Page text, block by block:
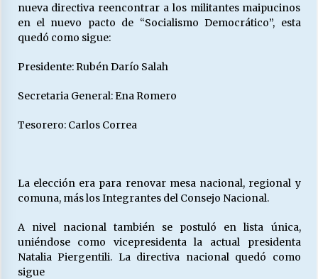
S.O.S. a los ricos, Save Our Souls (Salvar
Nuestras Almas)
30/04/2026
¿Asesores con doble sueldo?
nueva directiva reencontrar a los militantes maipucinos
en el nuevo pacto de “Socialismo Democrático”, esta
quedó como sigue:
Presidente: Rubén Darío Salah
Secretaria General: Ena Romero
Tesorero: Carlos Correa
La elección era para renovar mesa nacional, regional y
comuna, más los Integrantes del Consejo Nacional.
A nivel nacional también se postuló en lista única,
uniéndose como vicepresidenta la actual presidenta
Natalia Piergentili. La directiva nacional quedó como
sigue